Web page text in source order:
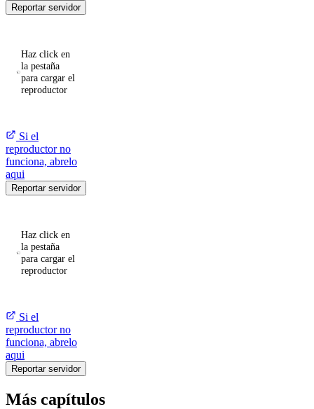
Reportar servidor
Haz click en
la pestaña
para cargar el
reproductor
Si el
reproductor no
funciona, abrelo
aqui
Reportar servidor
Haz click en
la pestaña
para cargar el
reproductor
Si el
reproductor no
funciona, abrelo
aqui
Reportar servidor
Más capítulos